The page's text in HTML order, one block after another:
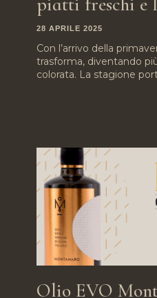
28 APRILE 2025
Con l’arrivo della
trasforma, diventando
colorata. La stagione
Olio EVO